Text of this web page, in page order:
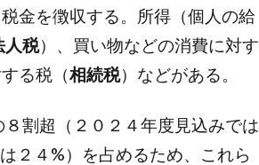
金を徴収する。所得（個人の給
人税）、買い物などの消費に対す
る税（相続税）などがある。
割超（２０２４年度見込みでは
２４%）を占めるため、これら